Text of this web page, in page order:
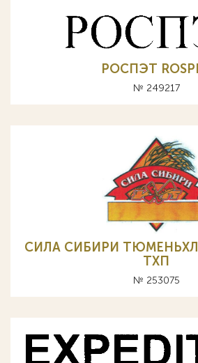
РОСПЭТ
№ 249217
СИЛА СИБИРИ
ТХП
№ 253075